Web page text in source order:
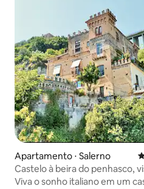
Apartamento ⋅ Salerno
Castelo à beira do penhasco,
mar da Costa Amalfitana
Viva o sonho italiano em um